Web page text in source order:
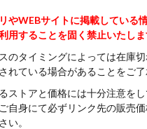
やWEBサイトに掲載している
用することを固く禁止いたしま
のタイミングによっては在庫
れている場合があることをご了
ストアと価格には十分注意を
自身にて必ずリンク先の販売
い。